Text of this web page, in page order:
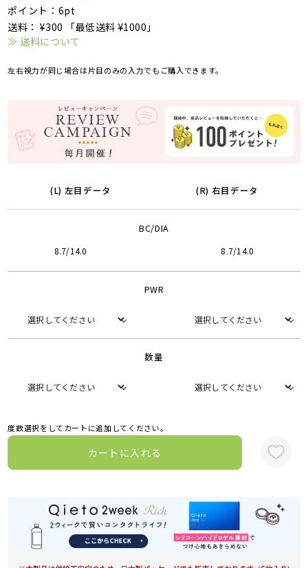
ポイント：6pt
送料： ¥300 「最低送料 ¥1000」
≫ 送料について
左右視力が同じ場合は片目のみの入力でもご購入できます。
(L) 左目データ (R) 右目データ
BC/DIA
8.7/14.0 8.7/14.0
PWR
数量
度数選択をしてカートに追加してください。
カートに入れる